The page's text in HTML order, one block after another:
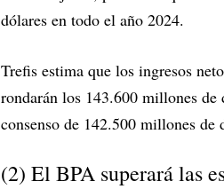
dólares en todo el año 2024.
Trefis estima que los ingresos
rondarán los 143.600 millones
consenso de 142.500 millones de
(2) El BPA superará las